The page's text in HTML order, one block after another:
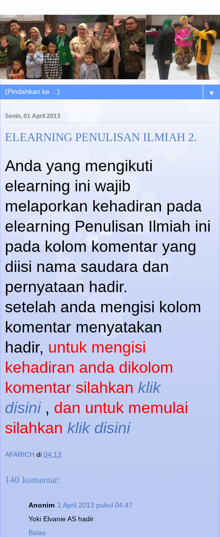
▼
Senin, 01 April 2013
ELEARNING PENULISAN ILMIAH 2.
Anda yang mengikuti
elearning ini wajib
melaporkan kehadiran pada
elearning Penulisan Ilmiah ini
pada kolom komentar yang
diisi nama saudara dan
pernyataan hadir.
setelah anda mengisi kolom
komentar menyatakan
hadir, untuk mengisi
kehadiran anda dikolom
komentar silahkan klik
disini , dan untuk memulai
silahkan klik disini
AFARICH di 04.13
140 komentar:
Anonim 1 April 2013 pukul 04.47
Yoki Elvanie AS hadir
Balas